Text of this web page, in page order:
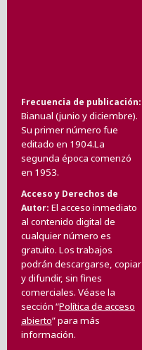
Frecuencia de publicación
Bianual (junio y diciembre).
Su primer número fue
editado en 1904.La
segunda época comenzó
en 1953.
Acceso y Derechos de
Autor El acceso inmediato
al contenido digital de
cualquier número es
gratuito. Los trabajos
podrán descargarse, copiar
y difundir, sin fines
comerciales. Véase la
sección “Política de acceso
abierto” para más
información.